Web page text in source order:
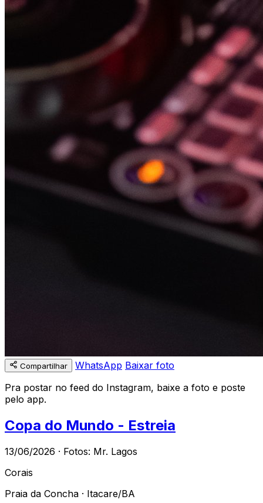
Compartilhar WhatsApp Baixar foto
Pra postar no feed do Instagram, baixe a foto e poste
pelo app.
Copa do Mundo - Estreia
13/06/2026 · Fotos: Mr. Lagos
Corais
Praia da Concha · Itacare/BA